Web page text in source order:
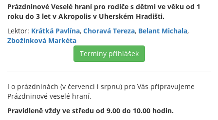
Prázdninové Veselé hraní pro rodiče s dětmi ve věku od 1
roku do 3 let v Akropolis v Uherském Hradišti.
Lektor: Krátká Pavlína, Choravá Tereza, Belant Michala,
Zbožínková Markéta
Termíny přihlášek
I o prázdninách (v červenci i srpnu) pro Vás připravujeme
Prázdninové veselé hraní.
Pravidleně vždy ve středu od 9.00 do 10.00 hodin.